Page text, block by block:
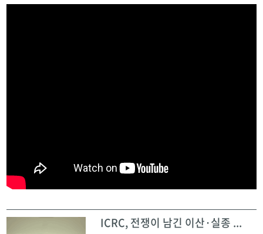
ICRC, 전쟁이 남긴 이산·실종 ...